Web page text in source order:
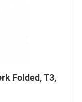
Folded, T3,